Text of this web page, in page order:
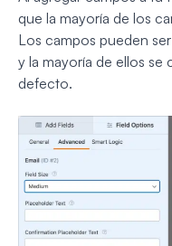
que la mayoría de los
Los campos pueden
y la mayoría de ellos
defecto.